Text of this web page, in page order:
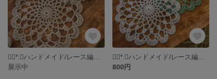
展示中
800円